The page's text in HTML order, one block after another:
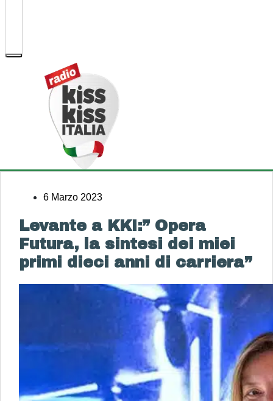
6 Marzo 2023
Levante a KKI:” Opera
Futura, la sintesi dei miei
primi dieci anni di carriera”